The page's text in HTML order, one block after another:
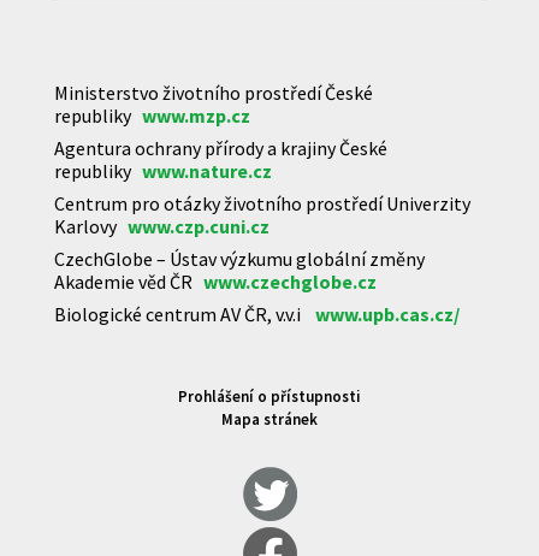
Ministerstvo životního prostředí České
republiky www.mzp.cz
Agentura ochrany přírody a krajiny České
republiky www.nature.cz
Centrum pro otázky životního prostředí Univerzity
Karlovy www.czp.cuni.cz
CzechGlobe – Ústav výzkumu globální změny
Akademie věd ČR www.czechglobe.cz
Biologické centrum AV ČR, v.v.i www.upb.cas.cz/
Prohlášení o přístupnosti
Mapa stránek